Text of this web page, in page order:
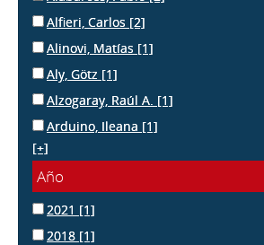
Alfieri, Carlos [2]
Alinovi, Matías [1]
Aly, Götz [1]
Alzogaray, Raúl A. [1]
Arduino, Ileana [1]
[+]
Año
2021 [1]
2018 [1]